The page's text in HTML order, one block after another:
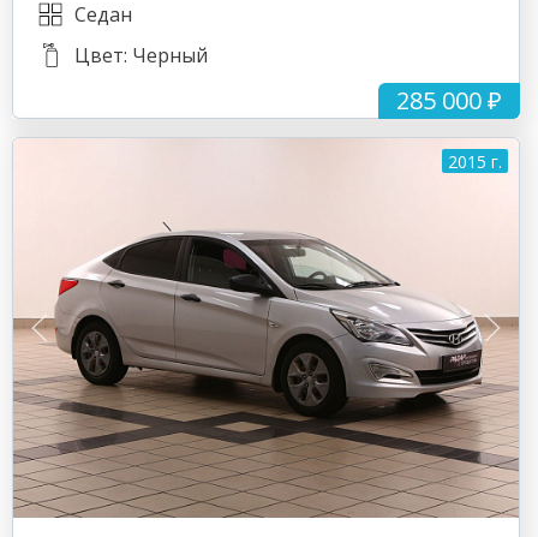
285 000 ₽
Седан
Цвет: Черный
2015 г.